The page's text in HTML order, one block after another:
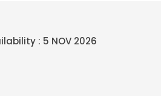
: 5 NOV 2026